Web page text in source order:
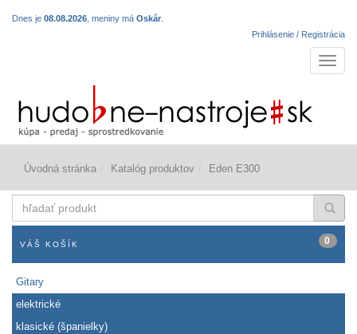
Dnes je 08.08.2026 , meniny má Oskár
Prihlásenie / Registrácia
Úvodná stránka Katalóg produktov Eden E300
produkt
VÁŠ KOŠÍK 0
Gitary
elektrické
klasické (španielky)